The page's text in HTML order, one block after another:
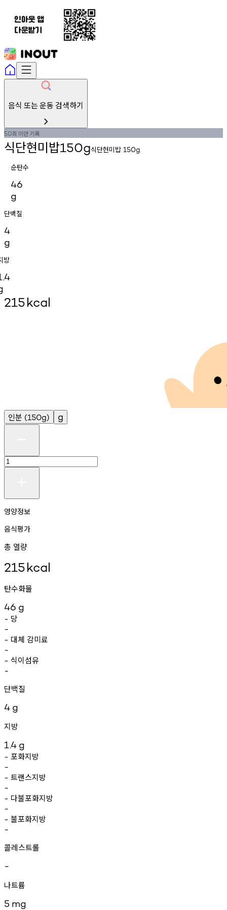
음식 또는 운동 검색하기
50회 미만기록
식단현미밥150g식단현미밥 150g
순탄수
46
g
단백질
4
g
방
215kcal
인분 (150g) g
영양정보
음식평가
총 열량
215kcal
탄수화물
46 g
- 당
-
- 대체 감미료
-
- 식이섬유
-
단백질
4 g
지방
1.4 g
- 포화지방
-
- 트랜스지방
-
- 다불포화지방
-
- 불포화지방
-
콜레스트롤
-
나트륨
5 mg